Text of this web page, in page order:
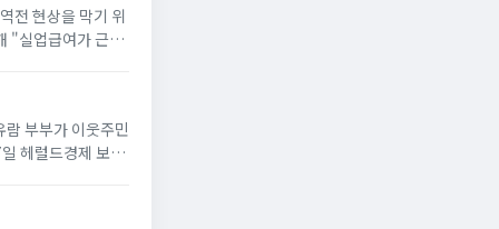
전 현상을 막기 위
부부가 이웃주민
헤럴드경제 보도